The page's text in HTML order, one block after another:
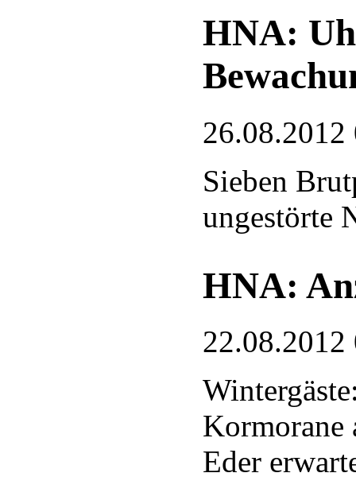
HNA:
26.08.2012
Sieben
ungestörte
HNA:
22.08.2012
Kormorane
Eder